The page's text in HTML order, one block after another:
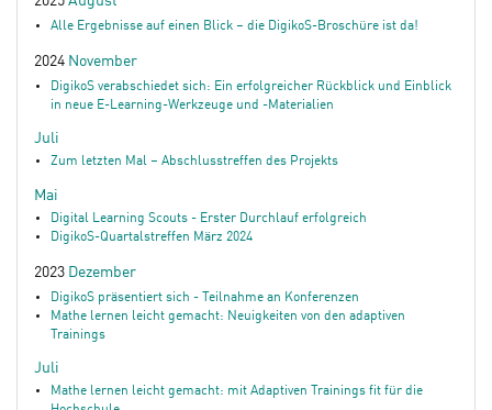
Alle Ergebnisse auf einen Blick – die DigikoS-Broschüre ist da!
2024 November
DigikoS verabschiedet sich: Ein erfolgreicher Rückblick und Einblick
in neue E-Learning-Werkzeuge und -Materialien
Juli
Zum letzten Mal – Abschlusstreffen des Projekts
Mai
Digital Learning Scouts - Erster Durchlauf erfolgreich
DigikoS-Quartalstreffen März 2024
2023 Dezember
DigikoS präsentiert sich - Teilnahme an Konferenzen
Mathe lernen leicht gemacht: Neuigkeiten von den adaptiven
Trainings
Juli
Mathe lernen leicht gemacht: mit Adaptiven Trainings fit für die